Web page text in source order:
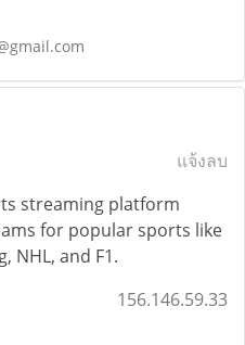
แจ้งลบ
streaming platform
for popular sports like
NHL, and F1.
156.146.59.33